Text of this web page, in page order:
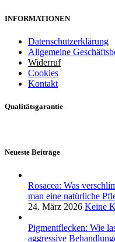
INFORMATIONEN
Datenschutzerklärung
Allgemeine
Widerruf
Cookies
Kontakt
Qualitätsgarantie
Neueste Beiträge
Rosacea: Was
man eine natürliche
24. März 2026 Keine
Pigmentflecken: Wie
aggressive